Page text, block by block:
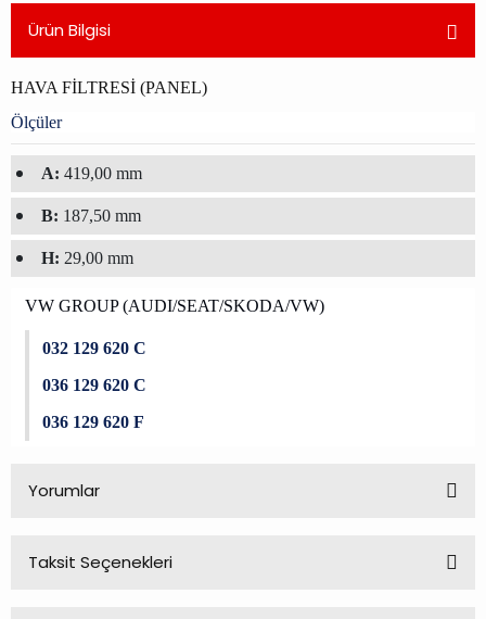
Ürün Bilgisi
HAVA FİLTRESİ (PANEL)
Ölçüler
A: 419,00 mm
B: 187,50 mm
H: 29,00 mm
VW GROUP (AUDI/SEAT/SKODA/VW)
032 129 620 C
036 129 620 C
036 129 620 F
Yorumlar
Taksit Seçenekleri